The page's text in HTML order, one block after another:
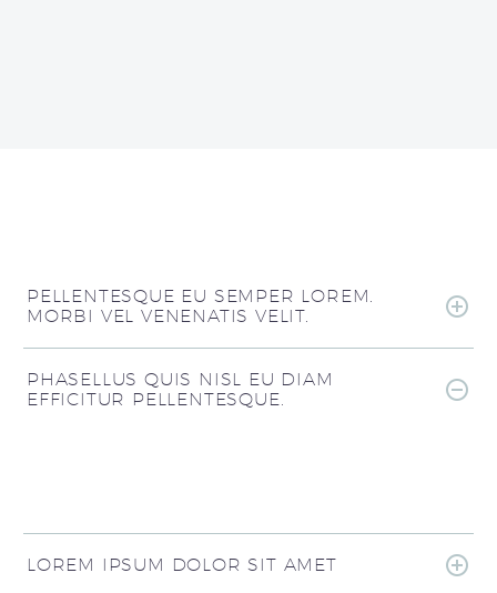
PELLENTESQUE EU SEMPER LOREM.
MORBI VEL VENENATIS VELIT.
PHASELLUS QUIS NISL EU DIAM
EFFICITUR PELLENTESQUE.
LOREM IPSUM DOLOR SIT AMET